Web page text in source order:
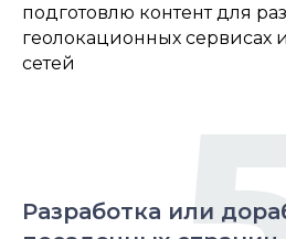
подготовлю контент для
геолокационных сервисах
сетей
Разработка или